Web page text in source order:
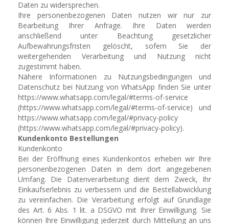
Daten zu widersprechen.
Ihre personenbezogenen Daten nutzen wir nur zur
Bearbeitung Ihrer Anfrage. Ihre Daten werden
anschließend unter Beachtung gesetzlicher
Aufbewahrungsfristen gelöscht, sofern Sie der
weitergehenden Verarbeitung und Nutzung nicht
zugestimmt haben.
Nähere Informationen zu Nutzungsbedingungen und
Datenschutz bei Nutzung von WhatsApp finden Sie unter
https://www.whatsapp.com/legal/#terms-of-service
(https://www.whatsapp.com/legal/#terms-of-service) und
https://www.whatsapp.com/legal/#privacy-policy
(https://www.whatsapp.com/legal/#privacy-policy).
Kundenkonto Bestellungen
Kundenkonto
Bei der Eröffnung eines Kundenkontos erheben wir Ihre
personenbezogenen Daten in dem dort angegebenen
Umfang. Die Datenverarbeitung dient dem Zweck, Ihr
Einkaufserlebnis zu verbessern und die Bestellabwicklung
zu vereinfachen. Die Verarbeitung erfolgt auf Grundlage
des Art. 6 Abs. 1 lit. a DSGVO mit Ihrer Einwilligung. Sie
können Ihre Einwilligung jederzeit durch Mitteilung an uns